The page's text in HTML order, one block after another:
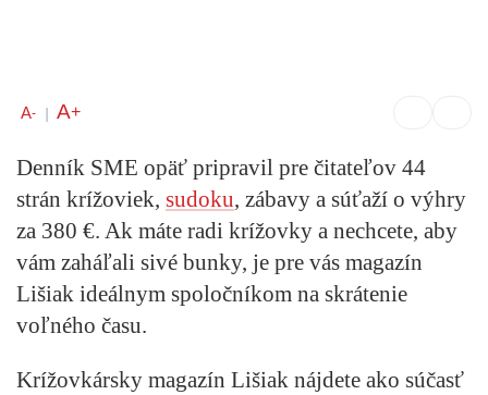
A- | A+
Denník SME opäť pripravil pre čitateľov 44
strán krížoviek, sudoku, zábavy a súťaží o výhry
za 380 €. Ak máte radi krížovky a nechcete, aby
vám zaháľali sivé bunky, je pre vás magazín
Lišiak ideálnym spoločníkom na skrátenie
voľného času.
Krížovkársky magazín Lišiak nájdete ako súčasť